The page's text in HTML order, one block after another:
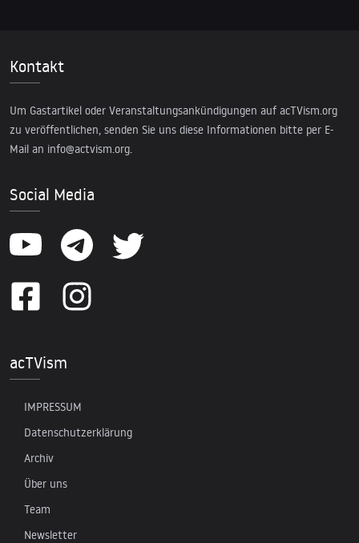
Kontakt
Um Gastartikel oder Veranstaltungsankündigungen auf acTVism.org
zu veröffentlichen, senden Sie uns diese Informationen bitte per E-
Mail an info@actvism.org.
Social Media
acTVism
IMPRESSUM
Datenschutzerklärung
Archiv
Über uns
Team
Newsletter